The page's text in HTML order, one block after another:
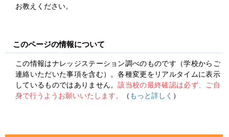
お教えください。
このページの情報について
この情報はナレッジステーション調べのものです（学校からご
連絡いただいた事項を含む）。各種変更をリアルタイムに表示
しているものではありません。該当校の最終確認は必ず、ご自
身で行うようお願いいたします。
（ もっと詳しく ）